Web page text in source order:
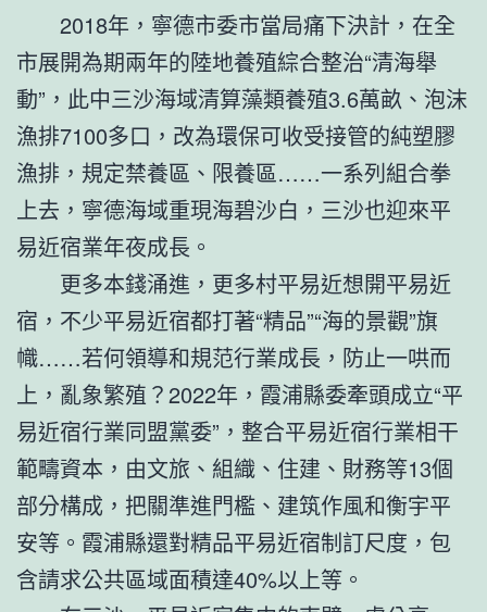
2018年，寧德市委市當局痛下決計，在全
市展開為期兩年的陸地養殖綜合整治“清海舉
動”，此中三沙海域清算藻類養殖3.6萬畝、泡沫
漁排7100多口，改為環保可收受接管的純塑膠
漁排，規定禁養區、限養區……一系列組合拳
上去，寧德海域重現海碧沙白，三沙也迎來平
易近宿業年夜成長。
更多本錢涌進，更多村平易近想開平易近
宿，不少平易近宿都打著“精品”“海的景觀”旗
幟……若何領導和規范行業成長，防止一哄而
上，亂象繁殖？2022年，霞浦縣委牽頭成立“平
易近宿行業同盟黨委”，整合平易近宿行業相干
範疇資本，由文旅、組織、住建、財務等13個
部分構成，把關準進門檻、建筑作風和衡宇平
安等。霞浦縣還對精品平易近宿制訂尺度，包
含請求公共區域面積達40%以上等。